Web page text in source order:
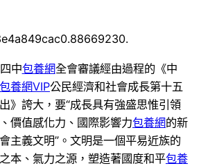
中包養網全會審議經由過程的《中
包養網VIP公民經濟和社會成長第十五
》誇大，要“成長具有強盛思惟引領
價值感化力、國際影響力包養網的新
主義文明”。文明是一個平易近族的
本、氣力之源，塑造著國度和平包養